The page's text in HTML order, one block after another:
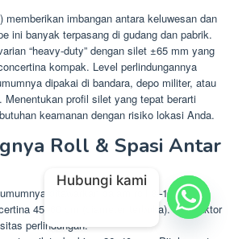
memberikan imbangan antara keluwesan dan
ini banyak terpasang di gudang dan pabrik.
“heavy-duty” dengan silet ±65 mm yang
kompak. Level perlindungannya
dipakai di bandara, depo militer, atau
profil silet yang tepat berarti
keamanan dengan risiko lokasi Anda.
Roll & Spasi Antar
umumnya ditawarkan dalam roll 8–10 m (coil
45–60 cm (diameter terbuka). Dua faktor
perlindungan:
Hubungi kami